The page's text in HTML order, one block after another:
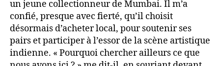
un jeune collectionneur de Mumbai. Il m’a
confié, presque avec fierté, qu’il choisit
désormais d’acheter local, pour soutenir ses
pairs et participer à l’essor de la scène artistique
indienne. « Pourquoi chercher ailleurs ce que